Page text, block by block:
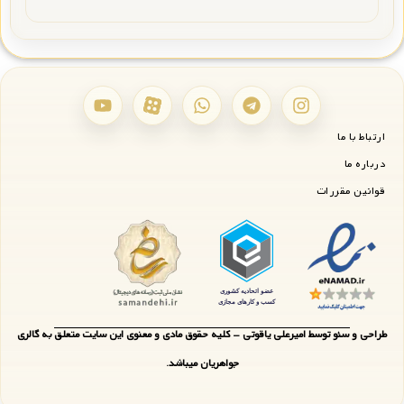
ارتباط با ما
درباره ما
قوانین مقررات
طراحی و سئو توسط امیرعلی یاقوتی - کلیه حقوق مادی و معنوی این سایت متعلق به گالری
جواهریان میباشد.